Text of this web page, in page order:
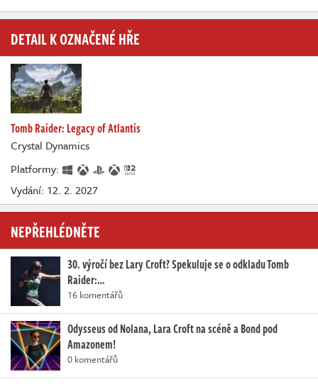
DETAIL K OZNAČENÉ HŘE
Tomb Raider: Legacy of Atlantis
Crystal Dynamics
Platformy:
Vydání: 12. 2. 2027
NEPŘEHLÉDNĚTE
30. výročí bez Lary Croft? Spekuluje se o odkladu Tomb
Raider:…
16 komentářů
Odysseus od Nolana, Lara Croft na scéně a Bond pod
Amazonem!
0 komentářů